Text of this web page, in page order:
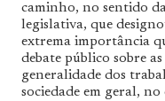
caminho, no sentido
legislativa, que
extrema importância
debate público sobre
generalidade dos
sociedade em geral, no